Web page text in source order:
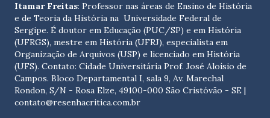
Itamar Freitas: Professor nas áreas de Ensino de História
e de Teoria da História na Universidade Federal de
Sergipe. É doutor em Educação (PUC/SP) e em História
(UFRGS), mestre em História (UFRJ), especialista em
Organização de Arquivos (USP) e licenciado em História
(UFS). Contato: Cidade Universitária Prof. José Aloísio de
Campos. Bloco Departamental I, sala 9, Av. Marechal
Rondon, S/N - Rosa Elze, 49100-000 São Cristóvão - SE |
contato@resenhacritica.com.br